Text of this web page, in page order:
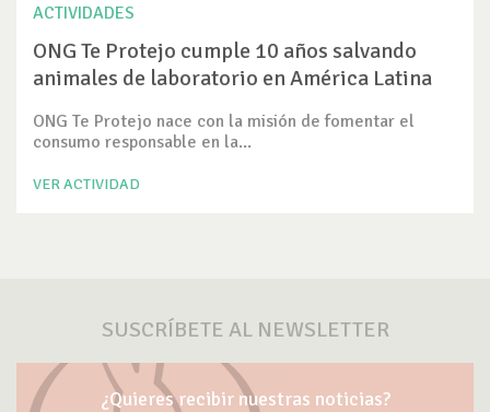
ACTIVIDADES
ONG Te Protejo cumple 10 años salvando
animales de laboratorio en América Latina
ONG Te Protejo nace con la misión de fomentar el
consumo responsable en la...
VER ACTIVIDAD
SUSCRÍBETE AL NEWSLETTER
¿Quieres recibir nuestras noticias?